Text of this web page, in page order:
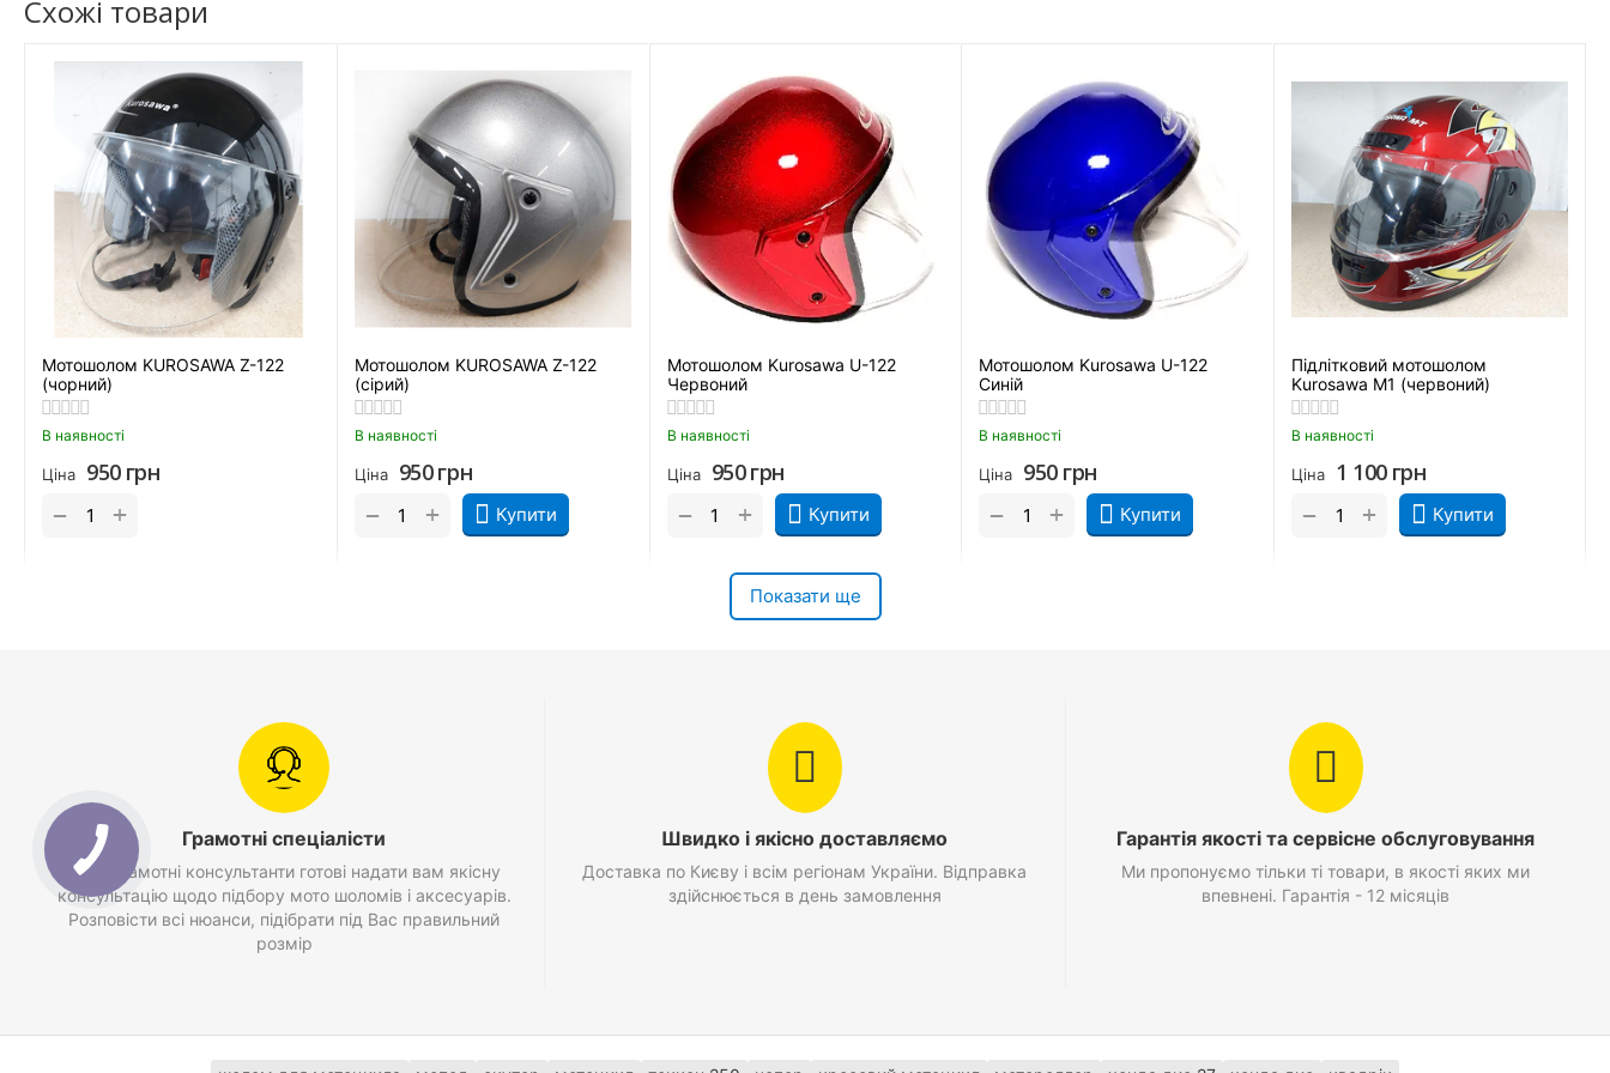
Схожі товари
Мотошолом KUROSAWA Z-122
(чорний)
В наявності
Ціна 950 грн
+
−
Мотошолом KUROSAWA Z-122
(сірий)
В наявності
Ціна 950грн
Купити
+
−
Мотошолом Kurosawa U-122
Червоний
В наявності
Ціна 950грн
Купити
+
−
Мотошолом Kurosawa U-122
Синій
В наявності
Ціна 950 грн
Купити
+
−
Підлітковий мотошолом
Kurosawa M1 (червоний)
В наявності
Ціна 1 100 грн
Купити
+
−
Показати ще
Грамотні спеціалісти
Наші грамотні консультанти готові надати вам якісну
консультацію щодо підбору мото шоломів і аксесуарів.
Розповісти всі нюанси, підібрати під Вас правильний
розмір
Швидко і якісно доставляємо
Доставка по Києву і всім регіонам України. Відправка
здійснюється в день замовлення
Гарантія якості та сервісне обслуговування
Ми пропонуємо тільки ті товари, в якості яких ми
впевнені. Гарантія - 12 місяців